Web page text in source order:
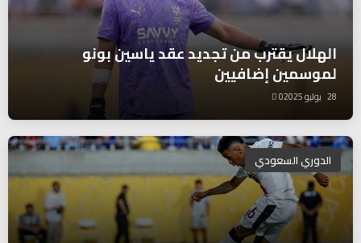
الهلال يقترب من تجديد عقد ياسين بونو
لموسمين إضافيين
28 يوليو 2025 0
الدوري السعودي